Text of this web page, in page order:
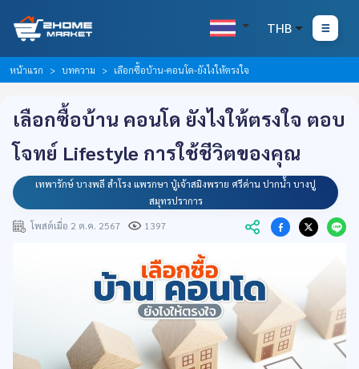
THB
หน้าแรก บทความ เลือกซื้อบ้าน-คอนโด-ยังไงให้ตรงใจ
เลือกซื้อบ้าน คอนโด ยังไงให้ตรงใจ ตอบ
โจทย์ Lifestyle การใช้ชีวิตของคุณ
เทพารักษ์ บางพลี สำโรง แพรกษา ปู่เจ้าสมิงพราย ศรีด่าน ปากน้ำ บางปู
สมุทรปราการ
โพสต์เมื่อ 2 ต.ค. 2567
1397